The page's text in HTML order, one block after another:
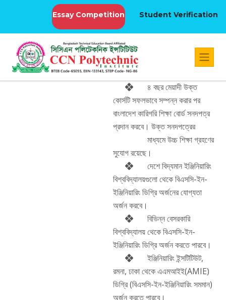
Essay Competition Student Verification
৪ বছর মেয়াদী উক্ত
কোর্সটি সফলভাবে সম্পন্ন করার পর
বাংলাদেশ কারিগরি শিক্ষা বোর্ড সনদপত্র
প্রদান করবে। উক্ত সনদপত্রের
মাধ্যমে উচ্চ শিক্ষা গ্রহণের
সুযোগ রয়েছে।
দেশে বিদ্যমান ইঞ্জিনিয়ারিং
বিশ্ববিদ্যালয়গুলো থেকে বিএসসি-ইন-
ইঞ্জিনিয়ারিং ডিগ্রি অর্জনের যোগ্যতা
অর্জন করবে।
বিভিন্ন বেসরকারি
বিশ্ববিদ্যালয় থেকে বিএসসি-ইন-
ইঞ্জিনিয়ারিং ডিগ্রি অর্জন করতে পারবে।
ইঞ্জিনিয়ারিং ইন্সটিটিউট,
রমনা, ঢাকা থেকে এএমআইই(AMIE)
ডিগ্রি (বিএসসি-ইন-ইঞ্জিনিয়ারিং সমমান)
অর্জন করতে পারবে।